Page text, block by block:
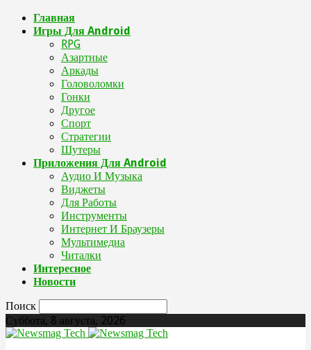
Главная
Игры Для Android
RPG
Азартные
Аркады
Головоломки
Гонки
Другое
Спорт
Стратегии
Шутеры
Приложения Для Android
Аудио И Музыка
Виджеты
Для Работы
Инструменты
Интернет И Браузеры
Мультимедиа
Читалки
Интересное
Новости
Поиск
Суббота, 8 августа, 2026